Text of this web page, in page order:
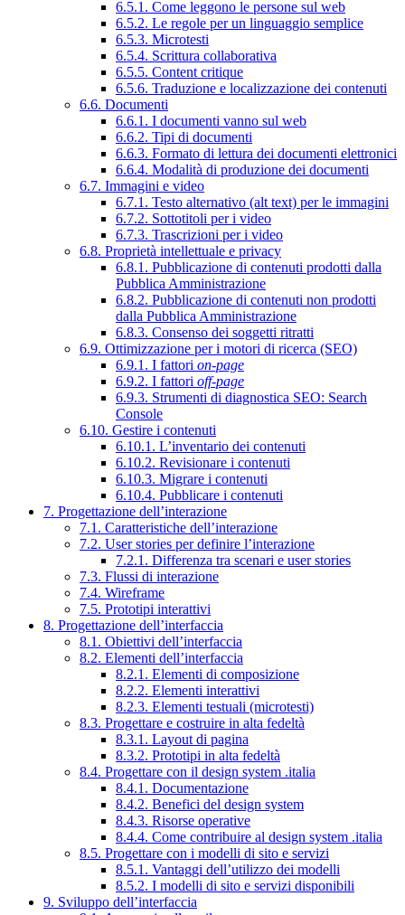
6.5.1. Come leggono le persone sul web
6.5.2. Le regole per un linguaggio semplice
6.5.3. Microtesti
6.5.4. Scrittura collaborativa
6.5.5. Content critique
6.5.6. Traduzione e localizzazione dei contenuti
6.6. Documenti
6.6.1. I documenti vanno sul web
6.6.2. Tipi di documenti
6.6.3. Formato di lettura dei documenti elettronici
6.6.4. Modalità di produzione dei documenti
6.7. Immagini e video
6.7.1. Testo alternativo (alt text) per le immagini
6.7.2. Sottotitoli per i video
6.7.3. Trascrizioni per i video
6.8. Proprietà intellettuale e privacy
6.8.1. Pubblicazione di contenuti prodotti dalla
Pubblica Amministrazione
6.8.2. Pubblicazione di contenuti non prodotti
dalla Pubblica Amministrazione
6.8.3. Consenso dei soggetti ritratti
6.9. Ottimizzazione per i motori di ricerca (SEO)
6.9.1. I fattori on-page
6.9.2. I fattori off-page
6.9.3. Strumenti di diagnostica SEO: Search
Console
6.10. Gestire i contenuti
6.10.1. L’inventario dei contenuti
6.10.2. Revisionare i contenuti
6.10.3. Migrare i contenuti
6.10.4. Pubblicare i contenuti
7. Progettazione dell’interazione
7.1. Caratteristiche dell’interazione
7.2. User stories per definire l’interazione
7.2.1. Differenza tra scenari e user stories
7.3. Flussi di interazione
7.4. Wireframe
7.5. Prototipi interattivi
8. Progettazione dell’interfaccia
8.1. Obiettivi dell’interfaccia
8.2. Elementi dell’interfaccia
8.2.1. Elementi di composizione
8.2.2. Elementi interattivi
8.2.3. Elementi testuali (microtesti)
8.3. Progettare e costruire in alta fedeltà
8.3.1. Layout di pagina
8.3.2. Prototipi in alta fedeltà
8.4. Progettare con il design system .italia
8.4.1. Documentazione
8.4.2. Benefici del design system
8.4.3. Risorse operative
8.4.4. Come contribuire al design system .italia
8.5. Progettare con i modelli di sito e servizi
8.5.1. Vantaggi dell’utilizzo dei modelli
8.5.2. I modelli di sito e servizi disponibili
9. Sviluppo dell’interfaccia